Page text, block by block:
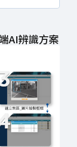
AI辨識方案